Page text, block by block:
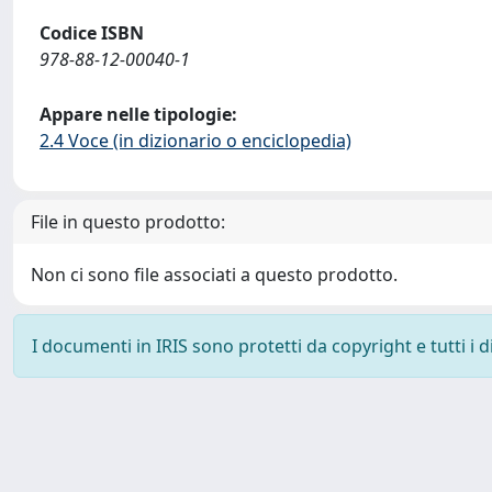
Codice ISBN
978-88-12-00040-1
Appare nelle tipologie:
2.4 Voce (in dizionario o enciclopedia)
File in questo prodotto:
Non ci sono file associati a questo prodotto.
I documenti in IRIS sono protetti da copyright e tutti i